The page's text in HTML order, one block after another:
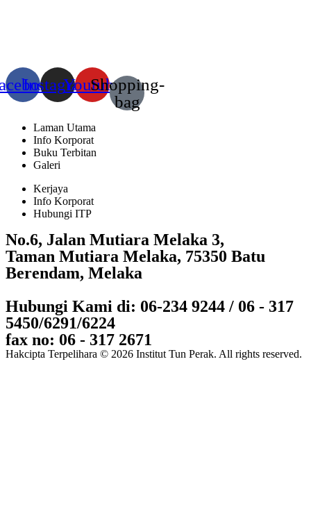
InstagramYoutube
Shopping-
bag
Laman Utama
Info Korporat
Buku Terbitan
Galeri
Kerjaya
Info Korporat
Hubungi ITP
No.6, Jalan Mutiara Melaka 3,
Taman Mutiara Melaka, 75350 Batu
Berendam, Melaka
Hubungi Kami di: 06-234 9244 / 06 - 317
5450/6291/6224
fax no: 06 - 317 2671
Hakcipta Terpelihara © 2026 Institut Tun Perak. All rights reserved.